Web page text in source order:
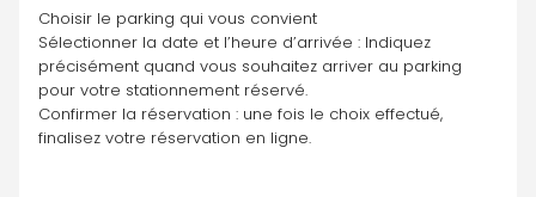
Choisir le parking qui vous convient
Sélectionner la date et l’heure d’arrivée : Indiquez
précisément quand vous souhaitez arriver au parking
pour votre stationnement réservé.
Confirmer la réservation : une fois le choix effectué,
finalisez votre réservation en ligne.